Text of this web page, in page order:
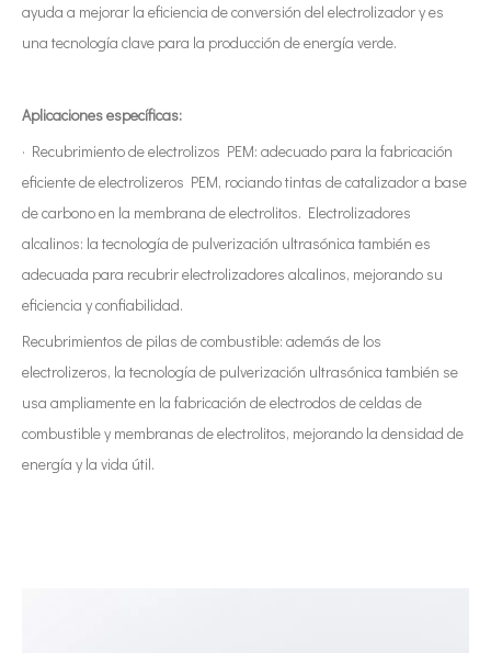
ayuda a mejorar la eficiencia de conversión del electrolizador y es
una tecnología clave para la producción de energía verde.
Aplicaciones específicas:
· Recubrimiento de electrolizos PEM: adecuado para la fabricación
eficiente de electrolizeros PEM, rociando tintas de catalizador a base
de carbono en la membrana de electrolitos. Electrolizadores
alcalinos: la tecnología de pulverización ultrasónica también es
adecuada para recubrir electrolizadores alcalinos, mejorando su
eficiencia y confiabilidad.
Recubrimientos de pilas de combustible: además de los
electrolizeros, la tecnología de pulverización ultrasónica también se
usa ampliamente en la fabricación de electrodos de celdas de
combustible y membranas de electrolitos, mejorando la densidad de
energía y la vida útil.